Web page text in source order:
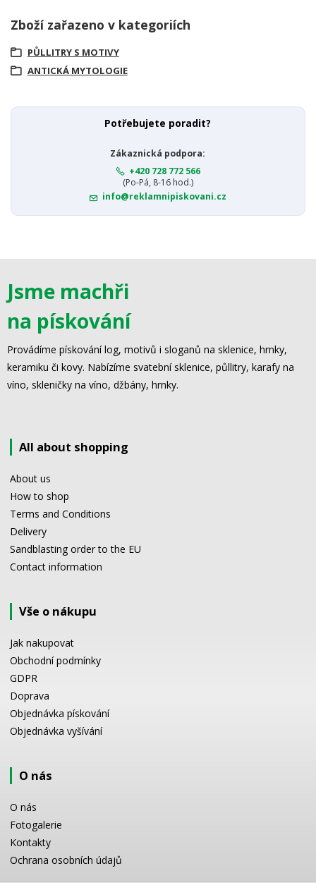
Zboží zařazeno v kategoriích
PŮLLITRY S MOTIVY
ANTICKÁ MYTOLOGIE
Potřebujete poradit?
Zákaznická podpora:
+420 728 772 566
(Po-Pá, 8-16 hod.)
info@reklamnipiskovani.cz
Jsme machři
na pískování
Provádíme pískování log, motivů i sloganů na sklenice, hrnky,
keramiku či kovy. Nabízíme svatební sklenice, půllitry, karafy na
víno, skleničky na víno, džbány, hrnky.
All about shopping
About us
How to shop
Terms and Conditions
Delivery
Sandblasting order to the EU
Contact information
Vše o nákupu
Jak nakupovat
Obchodní podmínky
GDPR
Doprava
Objednávka pískování
Objednávka vyšívání
O nás
O nás
Fotogalerie
Kontakty
Ochrana osobních údajů